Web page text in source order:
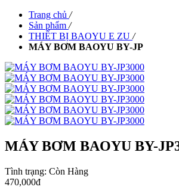
Trang chủ /
Sản phẩm /
THIẾT BỊ BAOYU E ZU /
MÁY BƠM BAOYU BY-JP
MÁY BƠM BAOYU BY-
Tình trạng: Còn Hàng
470,000đ